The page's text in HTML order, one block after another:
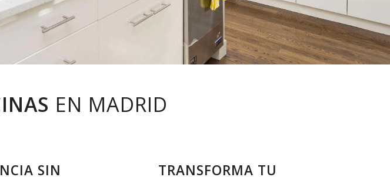
EN MADRID
SIN TRANSFORMA TU